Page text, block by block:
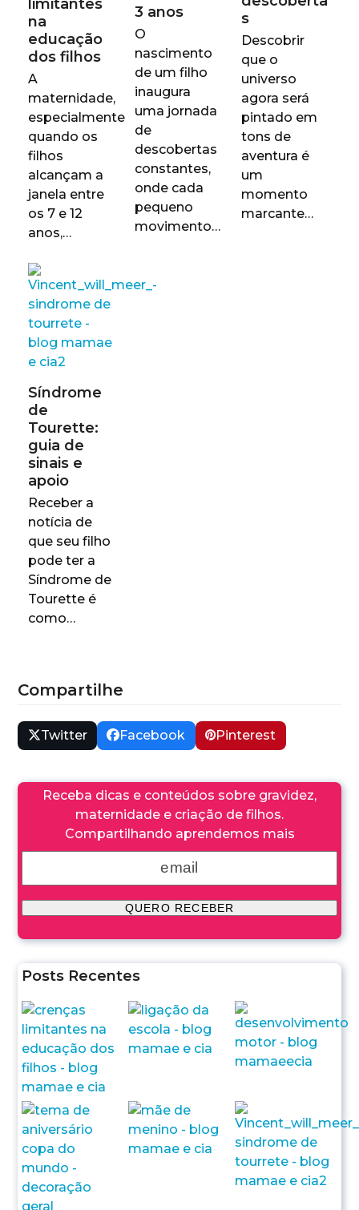
limitantes
na
educação
dos filhos
A
maternidade,
especialmente
quando os
filhos
alcançam a
janela entre
os 7 e 12
anos,…
3 anos
O
nascimento
de um filho
inaugura
uma jornada
de
descobertas
constantes,
onde cada
pequeno
movimento…
s
Descobrir
que o
universo
agora será
pintado em
tons de
aventura é
um
momento
marcante…
Síndrome
de
Tourette:
guia de
sinais e
apoio
Receber a
notícia de
que seu filho
pode ter a
Síndrome de
Tourette é
como…
Compartilhe
Twitter Facebook Pinterest
Receba dicas e conteúdos sobre gravidez,
maternidade e criação de filhos.
Compartilhando aprendemos mais
Posts Recentes